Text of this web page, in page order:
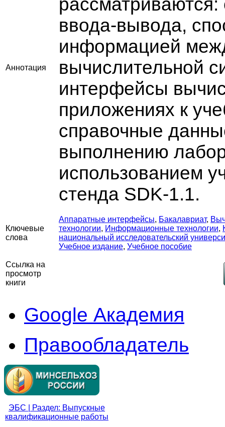
Аннотация
ввода-вывода,
информацией
вычислительной
интерфейсы
приложениях к
справочные
выполнению
использованием
стенда SDK-1.1.
Ключевые
слова
Аппаратные интерфейсы, Бакалавриат,
технологии, Информационные технологии,
национальный исследовательский
Учебное издание, Учебное пособие
Ссылка на
просмотр
книги
Google Академия
Правообладатель
ЭБС | Раздел: Выпускные
квалификационные работы